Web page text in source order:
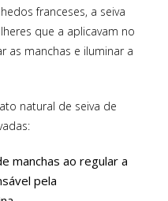
franceses, a seiva
que a aplicavam no
as manchas e iluminar a
natural de seiva de
manchas ao regular a
pela